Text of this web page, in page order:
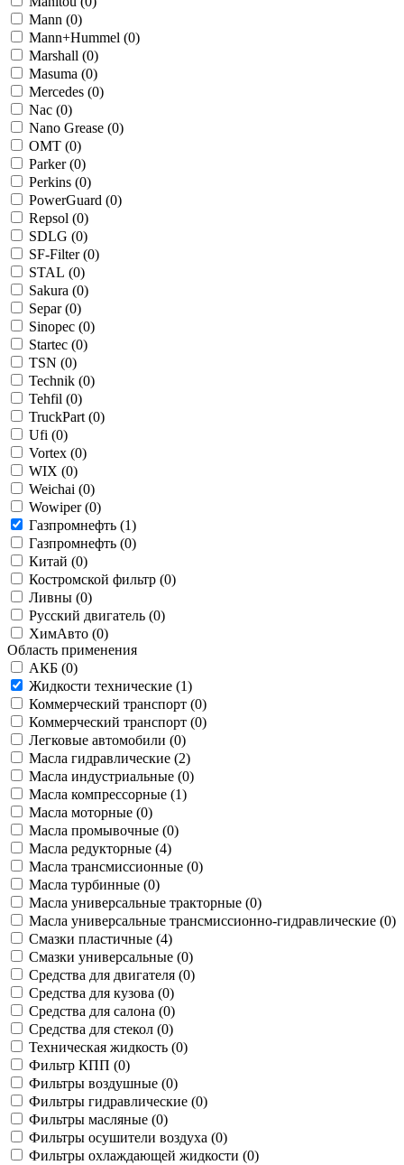
Mann (0)
Mann+Hummel (0)
Marshall (0)
Masuma (0)
Mercedes (0)
Nac (0)
Nano Grease (0)
OMT (0)
Parker (0)
Perkins (0)
PowerGuard (0)
Repsol (0)
SDLG (0)
SF-Filter (0)
STAL (0)
Sakura (0)
Separ (0)
Sinopec (0)
Startec (0)
TSN (0)
Technik (0)
Tehfil (0)
TruckPart (0)
Ufi (0)
Vortex (0)
WIX (0)
Weichai (0)
Wowiper (0)
Газпромнефть (1)
Газпромнефть (0)
Китай (0)
Костромской фильтр (0)
Ливны (0)
Русский двигатель (0)
ХимАвто (0)
Область применения
АКБ (0)
Жидкости технические (1)
Коммерческий транспорт (0)
Коммерческий транспорт (0)
Легковые автомобили (0)
Масла гидравлические (2)
Масла индустриальные (0)
Масла компрессорные (1)
Масла моторные (0)
Масла промывочные (0)
Масла редукторные (4)
Масла трансмиссионные (0)
Масла турбинные (0)
Масла универсальные тракторные (0)
Масла универсальные трансмиссионно-гидравлические (0)
Смазки пластичные (4)
Смазки универсальные (0)
Средства для двигателя (0)
Средства для кузова (0)
Средства для салона (0)
Средства для стекол (0)
Техническая жидкость (0)
Фильтр КПП (0)
Фильтры воздушные (0)
Фильтры гидравлические (0)
Фильтры масляные (0)
Фильтры осушители воздуха (0)
Фильтры охлаждающей жидкости (0)